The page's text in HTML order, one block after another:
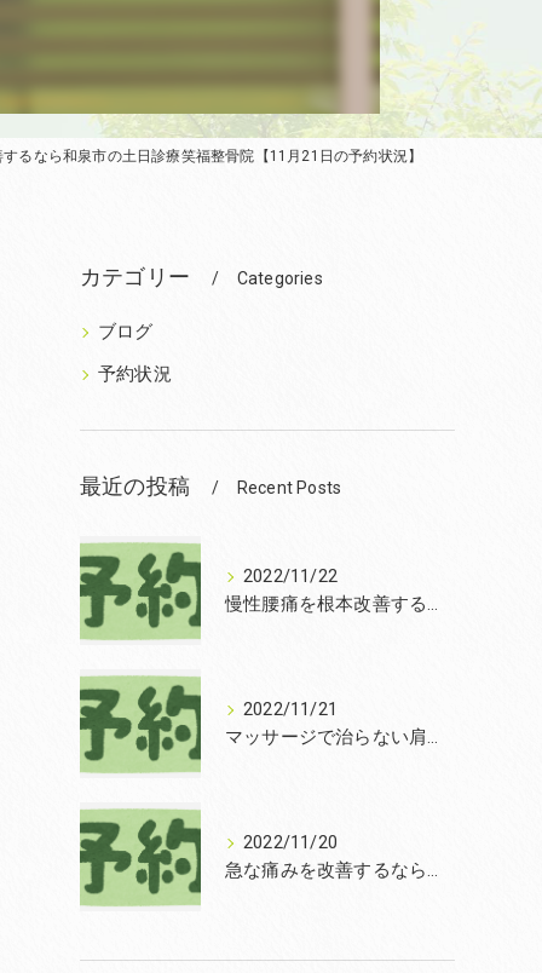
るなら和泉市の土日診療笑福整骨院【11月21日の予約状況】
カテゴリー Categories
ブログ
予約状況
最近の投稿 Recent Posts
2022/11/22
慢性腰痛を根本改善するなら和泉市の笑福整骨院【2022年11月22日の予約状況】
2022/11/21
マッサージで治らない肩こりを改善する無痛整体和泉市笑福整骨院【2022年11月21日の予約状況】
2022/11/20
急な痛みを改善するなら和泉市の土日診療の笑福整骨院【2022年11月20日の予約状況】